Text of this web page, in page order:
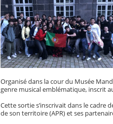
Organisé dans la cour du Musée
genre musical emblématique, inscrit
Cette sortie s’inscrivait dans le cadre
de son territoire (APR) et ses